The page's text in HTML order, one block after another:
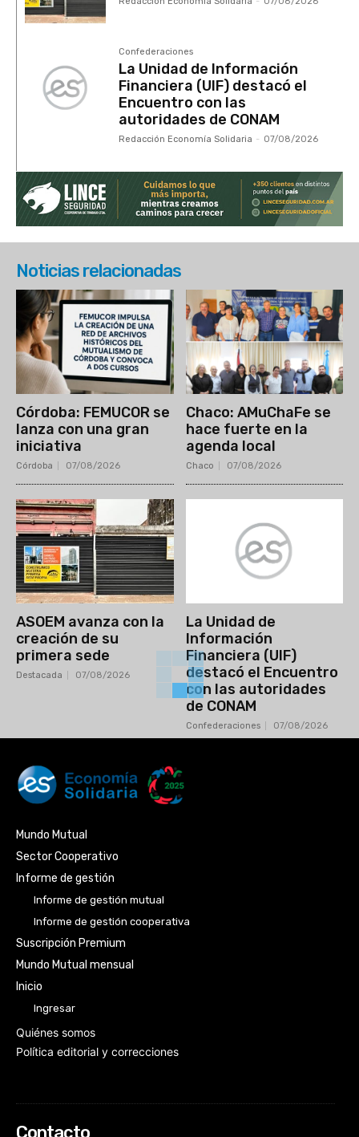
Confederaciones
La Unidad de Información
Financiera (UIF) destacó el
Encuentro con las
autoridades de CONAM
Redacción Economía Solidaria - 07/08/2026
Noticias relacionadas
Córdoba: FEMUCOR se
lanza con una gran
iniciativa
Córdoba 07/08/2026
Chaco: AMuChaFe se
hace fuerte en la
agenda local
Chaco 07/08/2026
ASOEM avanza con la
creación de su
primera sede
Destacada 07/08/2026
La Unidad de
Información
Financiera (UIF)
destacó el Encuentro
con las autoridades
de CONAM
Confederaciones 07/08/2026
Mundo Mutual
Sector Cooperativo
Informe de gestión
Informe de gestión mutual
Informe de gestión cooperativa
Suscripción Premium
Mundo Mutual mensual
Inicio
Ingresar
Quiénes somos
Política editorial y correcciones
Contacto